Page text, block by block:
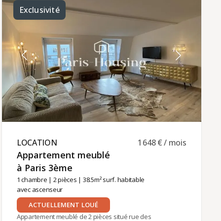
chaude individuels électriques.Location meublée
disponible uniquement pour un bail société ou
une résidence secondaire du locataire (bail Code
dont 35 € de charges communes.La gestion
locative de cet appartement est assurée par
Paris‑Housing, garantissant un accompagnement
professionnel et fiable tout au long de votre
séjour.
Exclusivité
LOCATION ​
Appartement meublé
à Paris 3ème ​
1 chambre | 2 pièces | 38.5m² surf. habitable
avec ascenseur
1 648 € / mois
ACTUELLEMENT LOUÉ
Appartement meublé de 2 pièces situé rue des